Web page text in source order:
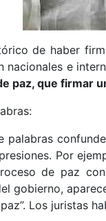
de haber
nacionales e
paz, que firmar
palabras
Por
de paz
gobierno,
Los juristas